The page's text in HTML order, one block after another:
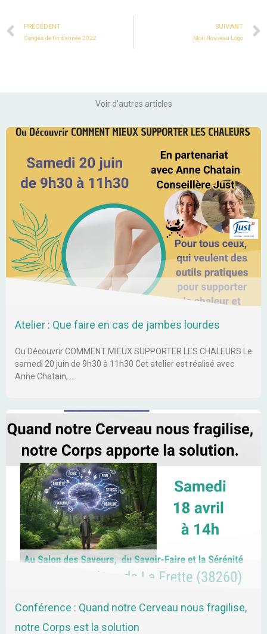
Prev
PRÉCÉDENT
Congés de fin d’année 2022
SUIVANT
Mon Nouveau Logo
Voir d'autres articles
Atelier : Que faire en cas de jambes lourdes
Ou Découvrir COMMENT MIEUX SUPPORTER LES CHALEURS Le
samedi 20 juin de 9h30 à 11h30 Cet atelier est réalisé avec
Anne Chatain, …
Conférence : Quand notre Cerveau nous fragilise,
notre Corps est la solution